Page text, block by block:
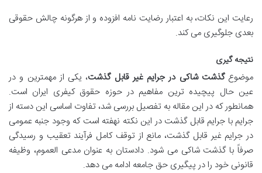
رعایت این نکات، به اعتبار رضایت نامه افزوده و از هرگونه چالش حقوقی
بعدی جلوگیری می کند.
نتیجه گیری
موضوعگذشت شاکی در جرایم غیر قابل گذشت، یکی از مهمترین و در
عین حال پیچیده ترین مفاهیم در حوزه حقوق کیفری ایران است.
همانطور که در این مقاله به تفصیل بررسی شد، تفاوت اساسی این دسته از
جرایم با جرایم قابل گذشت در این نکته نهفته است که وجود جنبه عمومی
در جرایم غیر قابل گذشت، مانع از توقف کامل فرآیند تعقیب و رسیدگی
صرفاً با گذشت شاکی می شود. دادستان به عنوان مدعی العموم، وظیفه
قانونی خود را در پیگیری حق جامعه ادامه می دهد.